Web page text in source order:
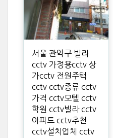
서울 관악구 빌라
cctv 가정용cctv 상
가cctv 전원주택
cctv cctv종류 cctv
가격 cctv모텔 cctv
학원 cctv빌라 cctv
아파트 cctv추천
cctv설치업체 cctv